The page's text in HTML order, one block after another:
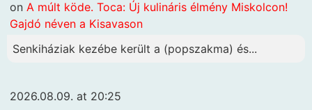
on A múlt köde. Toca: Új kulináris élmény Miskolcon!
Gajdó néven a Kisavason
Senkiháziak kezébe került a (popszakma) és...
2026.08.09. at 20:25